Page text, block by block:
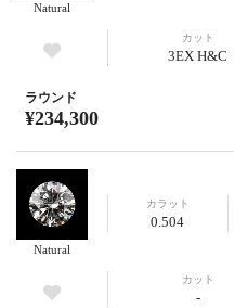
Natural
カット
3EX H&C
ラウンド
¥234,300
Natural
カラット
0.504
カット
-